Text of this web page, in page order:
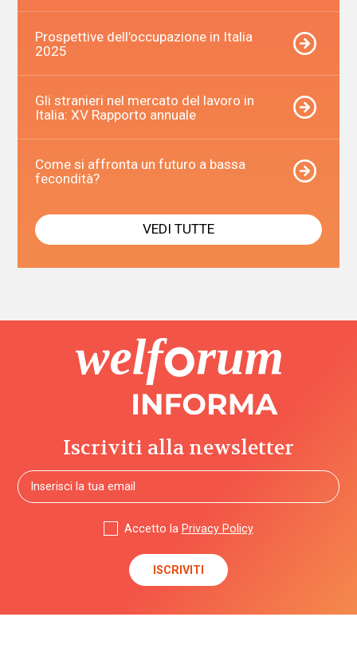
Prospettive dell’occupazione in Italia
2025
Gli stranieri nel mercato del lavoro in
Italia: XV Rapporto annuale
Come si affronta un futuro a bassa
fecondità?
VEDI TUTTE
Iscriviti alla newsletter
Accetto la Privacy Policy